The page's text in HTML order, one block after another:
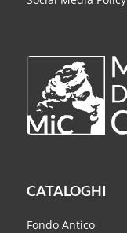
CATALOGHI
Fondo Antico